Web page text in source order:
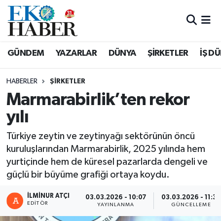
GÜNDEM YAZARLAR DÜNYA ŞİRKETLER İŞ
HABERLER ŞIRKETLER
Marmarabirlik’ten rekor
yılı
Türkiye zeytin ve zeytinyağı sektörünün öncü
kuruluşlarından Marmarabirlik, 2025 yılında hem
yurtiçinde hem de küresel pazarlarda dengeli ve
güçlü bir büyüme grafiği ortaya koydu.
İLMINUR ATÇI
EDITÖR
03.03.2026 - 10:07
YAYINLANMA
03.03.2026 - 11:37
GÜNCELLEME
Hava Durumu
Tüm Manşetler
Son Dakika Haberleri
Haber Arşivi